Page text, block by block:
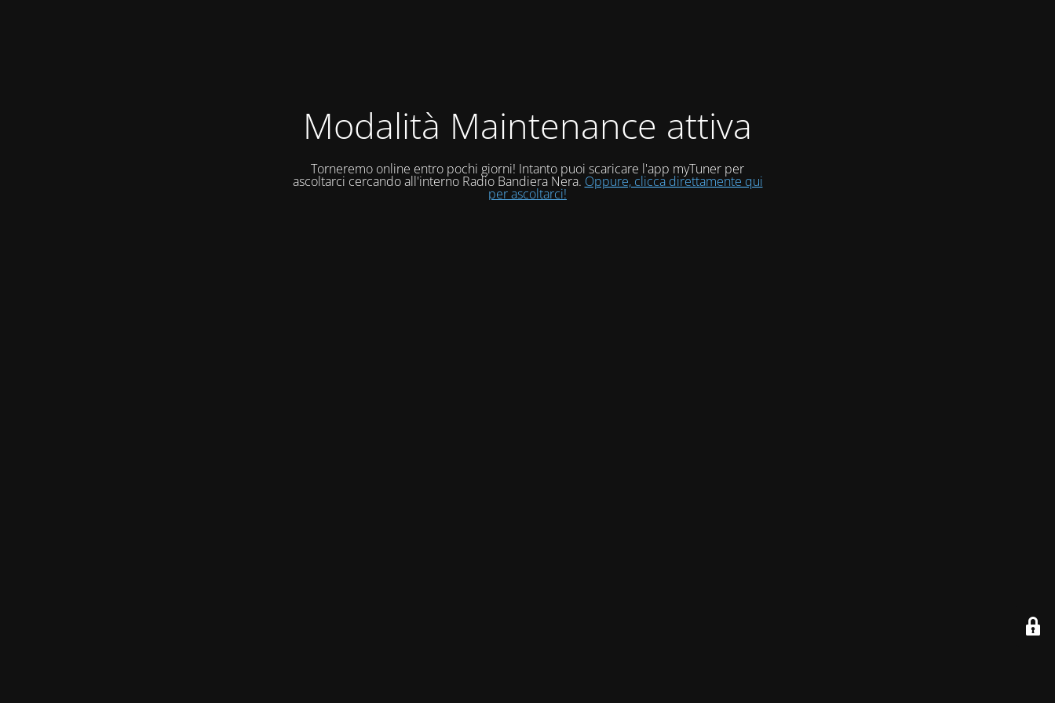
Modalità Maintenance attiva
Torneremo online entro pochi giorni! Intanto puoi scaricare l'app myTuner per
ascoltarci cercando all'interno Radio Bandiera Nera. Oppure, clicca direttamente qui
per ascoltarci!